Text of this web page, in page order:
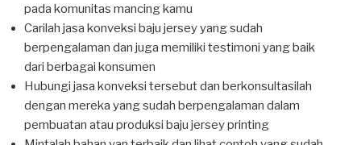
pada komunitas mancing kamu
Carilah jasa konveksi baju jersey yang sudah
berpengalaman dan juga memiliki testimoni yang baik
dari berbagai konsumen
Hubungi jasa konveksi tersebut dan berkonsultasilah
dengan mereka yang sudah berpengalaman dalam
pembuatan atau produksi baju jersey printing